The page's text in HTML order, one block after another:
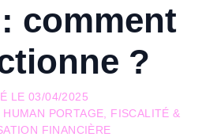
comment
?
LE 03/04/2025
PORTAGE
FISCALITÉ &
FINANCIÈRE